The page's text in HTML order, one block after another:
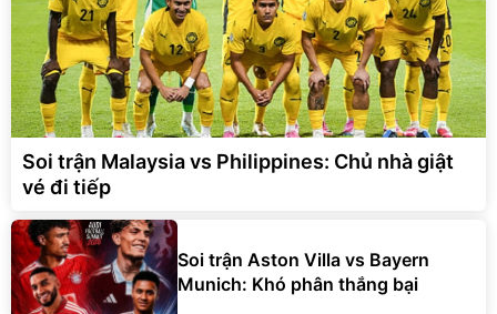
Soi trận Malaysia vs Philippines: Chủ nhà giật
vé đi tiếp
Soi trận Aston Villa vs Bayern
Munich: Khó phân thắng bại